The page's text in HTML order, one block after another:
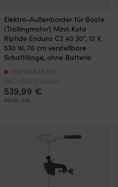
Elektro-Außenborder für Boote
(Trollingmotor) Minn Kota
Riptide Endura C2 40 30″, 12 V,
530 W, 76 cm verstellbare
Schaftlänge, ohne Batterie
539,99 €
MwSt. inkl.
VERFÜGBAR BEI
NACHBESTELLUNG